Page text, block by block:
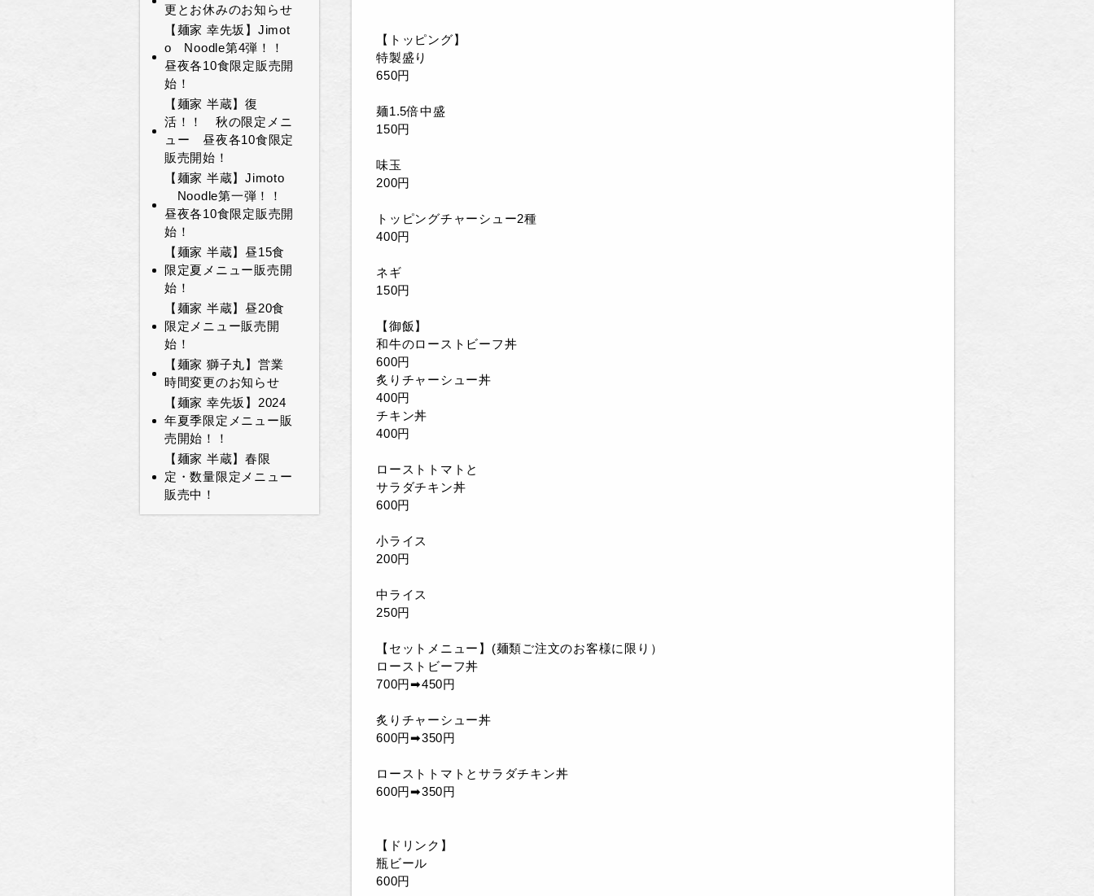
更とお休みのお知らせ
【麺家 幸先坂】Jimot
o Noodle第4弾！！
昼夜各10食限定販売開
始！
【麺家 半蔵】復
活！！ 秋の限定メニ
ュー 昼夜各10食限定
販売開始！
【麺家 半蔵】Jimoto
Noodle第一弾！！
昼夜各10食限定販売開
始！
【麺家 半蔵】昼15食
限定夏メニュー販売開
始！
【麺家 半蔵】昼20食
限定メニュー販売開
始！
【麺家 獅子丸】営業
時間変更のお知らせ
【麺家 幸先坂】2024
年夏季限定メニュー販
売開始！！
【麺家 半蔵】春限
定・数量限定メニュー
販売中！
【トッピング】
特製盛り
650円
麺1.5倍中盛
150円
味玉
200円
トッピングチャーシュー2種
400円
ネギ
150円
【御飯】
和牛のローストビーフ丼
600円
炙りチャーシュー丼
400円
チキン丼
400円
ローストトマトと
サラダチキン丼
600円
小ライス
200円
中ライス
250円
【セットメニュー】(麺類ご注文のお客様に限り）
ローストビーフ丼
700円➡450円
炙りチャーシュー丼
600円➡350円
ローストトマトとサラダチキン丼
600円➡350円
【ドリンク】
瓶ビール
600円